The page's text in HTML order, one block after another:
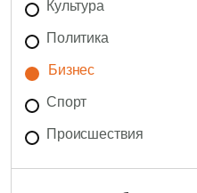
Культура
Политика
Бизнес
Спорт
Происшествия